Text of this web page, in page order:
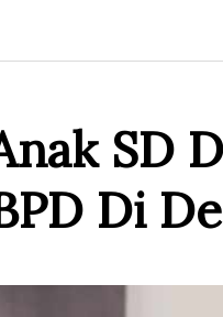
SD
Di